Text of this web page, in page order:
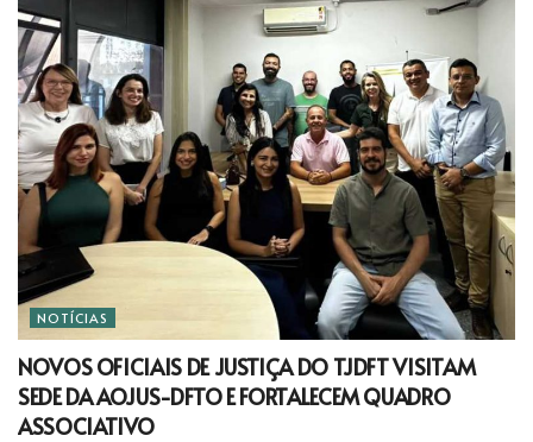
NOTÍCIAS
NOVOS OFICIAIS DE JUSTIÇA DO TJDFT VISITAM
SEDE DA AOJUS-DFTO E FORTALECEM QUADRO
ASSOCIATIVO